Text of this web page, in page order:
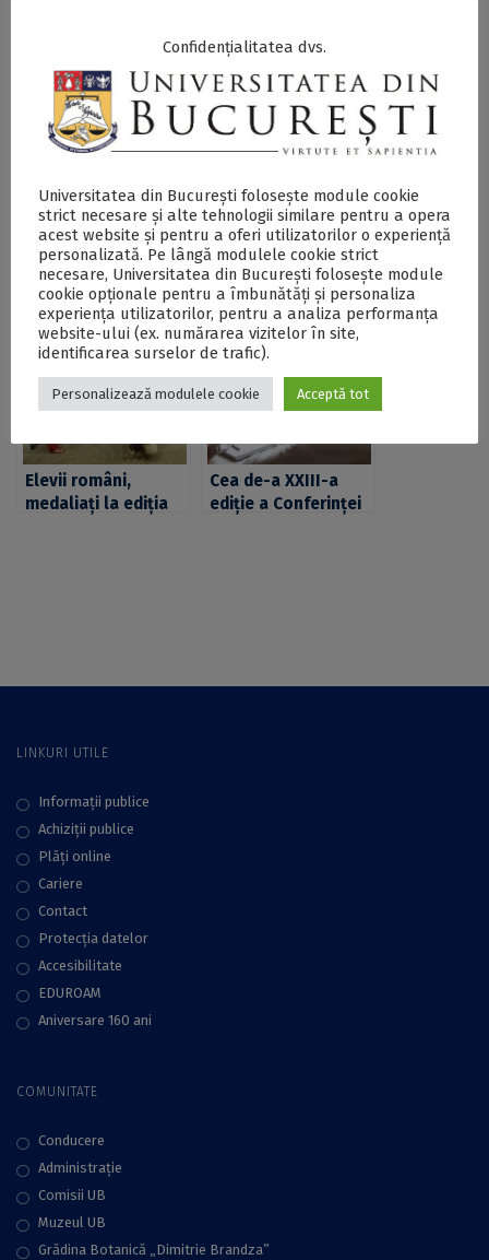
Postări Asemănătoare:
A început cea de-a
treia ediție a
Competiției
Internaționale
Markstrat.
București
găzduiește
treia oară
Cea de-a XXIX-a
ediție a Conferinței
Internaționale de
Istoria Cartografiei
(ICHC), în premieră
la București
Elevii români,
medaliați la ediția
Facultății de Litere a
Cea de-a XXIII-a
ediție a Conferinţei
LINKURI UTILE
Informații publice
Achiziții publice
Plăţi online
Cariere
Contact
Protecţia datelor
Accesibilitate
EDUROAM
Aniversare 160 ani
COMUNITATE
Conducere
Administraţie
Comisii UB
Muzeul UB
Grădina Botanică „Dimitrie Brandza”
Confidențialitatea dvs.
Universitatea din București folosește module cookie
strict necesare și alte tehnologii similare pentru a opera
acest website și pentru a oferi utilizatorilor o experiență
personalizată. Pe lângă modulele cookie strict
necesare, Universitatea din București folosește module
cookie opționale pentru a îmbunătăți și personaliza
experiența utilizatorilor, pentru a analiza performanța
website-ului (ex. numărarea vizitelor în site,
identificarea surselor de trafic).
Personalizează modulele cookie Acceptă tot